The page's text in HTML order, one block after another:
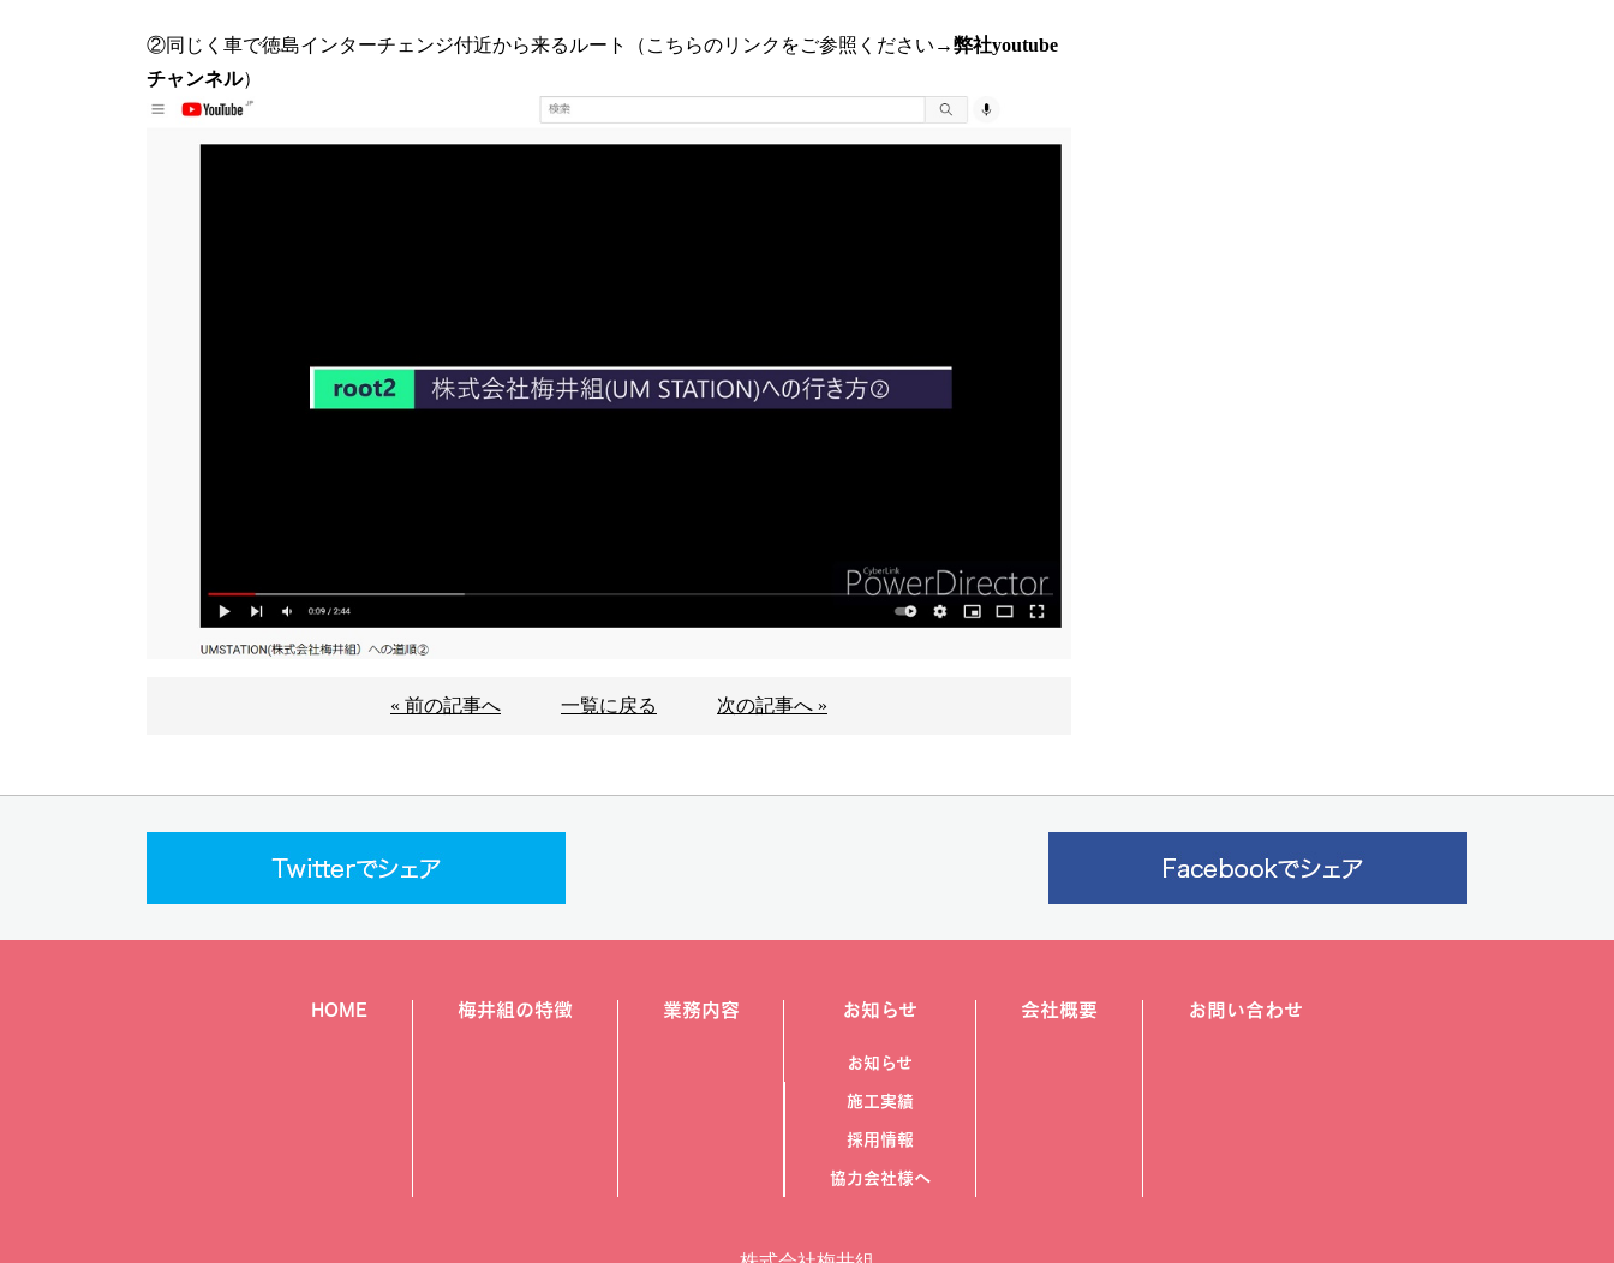
②同じく車で徳島インターチェンジ付近から来るルート（こちらのリンクをご参照ください→弊社youtube
チャンネル）
« 前の記事へ 一覧に戻る 次の記事へ »
HOME 梅井組の特徴 業務内容 お知らせ
お知らせ
施工実績
採用情報
協力会社様へ
会社概要 お問い合わせ